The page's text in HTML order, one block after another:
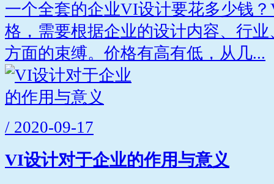
一个全套的企业VI设计要花多少钱
格，需要根据企业的设计内容、行
方面的束缚。价格有高有低，从几...
/ 2020-09-17
VI设计对于企业的作用与意义